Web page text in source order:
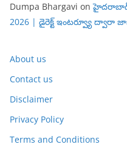
Dumpa Bhargavi onహైదరాబాద్
2026 | డైరెక్ట్ ఇంటర్వ్యూ ద్వారా
About us
Contact us
Disclaimer
Privacy Policy
Terms and Conditions